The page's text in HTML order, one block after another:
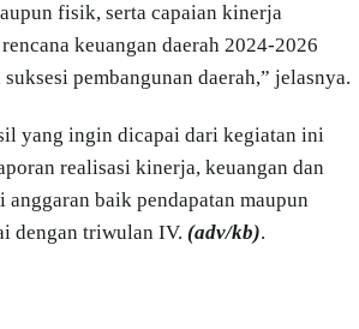
fisik, serta capaian kinerja
keuangan daerah 2024-2026
pembangunan daerah,” jelasnya.
yang ingin dicapai dari kegiatan ini
realisasi kinerja, keuangan dan
anggaran baik pendapatan maupun
dengan triwulan IV. (adv/kb).